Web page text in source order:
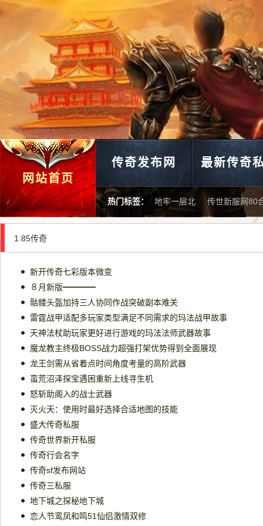
网站首页
传奇发布网 最新传奇
热门标签： 地牢一层北 传世新服网80
1.85传奇
新开传奇七彩版本微变
８月新版━━━━
骷髅头盔加持三人协同作战突破副本难关
雷霆战甲适配多玩家类型满足不同需求的玛法战甲故事
天神法杖助玩家更好进行游戏的玛法法师武器故事
魔龙教主终极BOSS战力超强打架优势得到全面展现
龙王剑需从省着点时间角度考量的高阶武器
蛮荒沼泽探宝遇困重新上线寻生机
怒斩助阁入的战士武器
灭火天：使用时最好选择合适地图的技能
盛大传奇私服
传奇世界新开私服
传奇行会名字
传奇sf发布网站
传奇三私服
地下城之探秘地下城
恋人节鸾凤和鸣51仙侣激情双修